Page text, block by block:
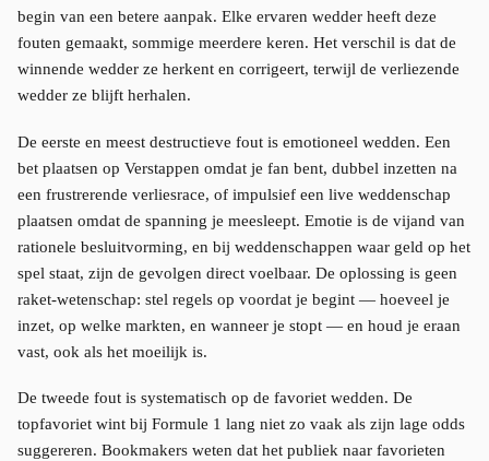
begin van een betere aanpak. Elke ervaren wedder heeft deze
fouten gemaakt, sommige meerdere keren. Het verschil is dat de
winnende wedder ze herkent en corrigeert, terwijl de verliezende
wedder ze blijft herhalen.
De eerste en meest destructieve fout is emotioneel wedden. Een
bet plaatsen op Verstappen omdat je fan bent, dubbel inzetten na
een frustrerende verliesrace, of impulsief een live weddenschap
plaatsen omdat de spanning je meesleept. Emotie is de vijand van
rationele besluitvorming, en bij weddenschappen waar geld op het
spel staat, zijn de gevolgen direct voelbaar. De oplossing is geen
raket-wetenschap: stel regels op voordat je begint — hoeveel je
inzet, op welke markten, en wanneer je stopt — en houd je eraan
vast, ook als het moeilijk is.
De tweede fout is systematisch op de favoriet wedden. De
topfavoriet wint bij Formule 1 lang niet zo vaak als zijn lage odds
suggereren. Bookmakers weten dat het publiek naar favorieten